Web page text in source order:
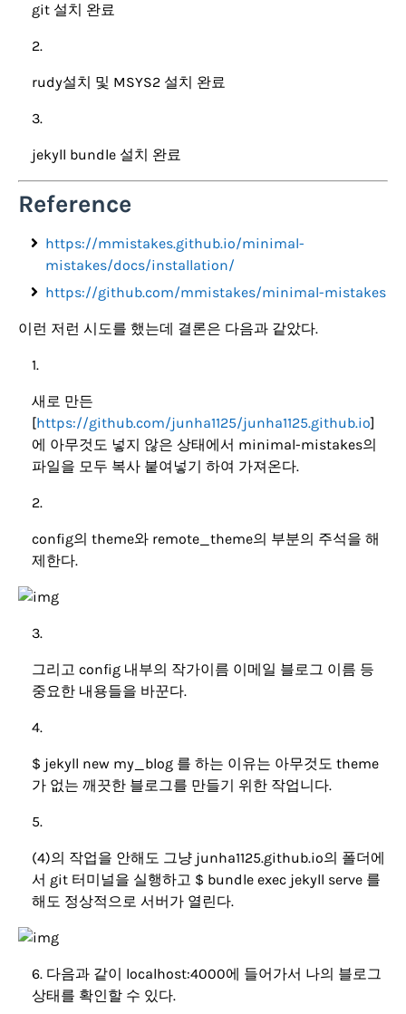
git 설치 완료
rudy설치 및 MSYS2 설치 완료
jekyll bundle 설치 완료
Reference
https://mmistakes.github.io/minimal-
mistakes/docs/installation/
https://github.com/mmistakes/minimal-mistakes
이런 저런 시도를 했는데 결론은 다음과 같았다.
새로 만든
[https://github.com/junha1125/junha1125.github.io]
에 아무것도 넣지 않은 상태에서 minimal-mistakes의
파일을 모두 복사 붙여넣기 하여 가져온다.
config의 theme와 remote_theme의 부분의 주석을 해
제한다.
그리고 config 내부의 작가이름 이메일 블로그 이름 등
중요한 내용들을 바꾼다.
$ jekyll new my_blog 를 하는 이유는 아무것도 theme
가 없는 깨끗한 블로그를 만들기 위한 작업니다.
(4)의 작업을 안해도 그냥 junha1125.github.io의 폴더에
서 git 터미널을 실행하고 $ bundle exec jekyll serve 를
해도 정상적으로 서버가 열린다.
다음과 같이 localhost:4000에 들어가서 나의 블로그
상태를 확인할 수 있다.